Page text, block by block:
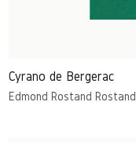
Cyrano de Bergerac
Edmond Rostand Rostand